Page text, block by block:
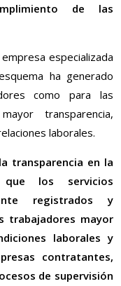
de las
empresa especializada
ha generado
como para las
transparencia,
laborales.
transparencia en la
que los servicios
registrados y
trabajadores mayor
laborales y
contratantes,
de supervisión